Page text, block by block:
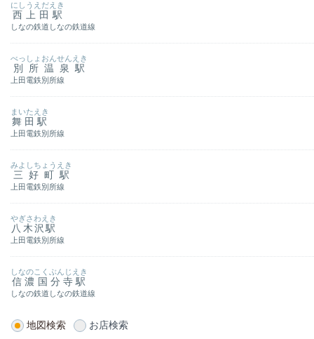
西上田駅
にしうえだえき
しなの鉄道しなの鉄道線
別所温泉駅
べっしょおんせんえき
上田電鉄別所線
舞田駅
まいたえき
上田電鉄別所線
三好町駅
みよしちょうえき
上田電鉄別所線
八木沢駅
やぎさわえき
上田電鉄別所線
信濃国分寺駅
しなのこくぶんじえき
しなの鉄道しなの鉄道線
地図検索 お店検索